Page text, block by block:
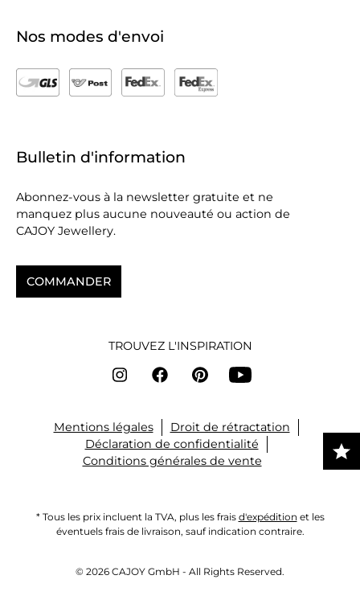
Nos modes d'envoi
Bulletin d'information
Abonnez-vous à la newsletter gratuite et ne
manquez plus aucune nouveauté ou action de
CAJOY Jewellery.
COMMANDER
TROUVEZ L'INSPIRATION
Mentions légales
Droit de rétractation
Déclaration de confidentialité
Conditions générales de vente
* Tous les prix incluent la TVA, plus les frais d'expédition et les
éventuels frais de livraison, sauf indication contraire.
© 2026 CAJOY GmbH - All Rights Reserved.